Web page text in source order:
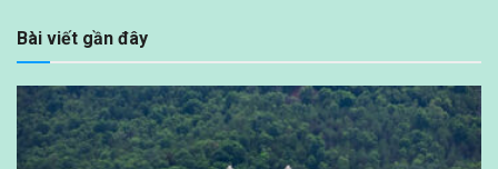
Bài viết gần đây